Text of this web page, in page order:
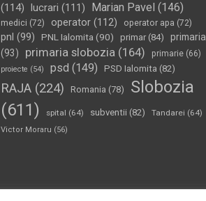
(114) lucrari (111) Marian Pavel (146)
medici (72) operator(112) operator apa (72)
pnl (99) PNL Ialomita (90) primar(84)
primaria
(93)
primaria slobozia(164) primarie(66)
proiecte (54) psd (149) PSD Ialomita (82)
RAJA(224) Romania (78)
Slobozia
(611)
spital (64) subventii (82) Tandarei (64)
Victor Moraru (56)